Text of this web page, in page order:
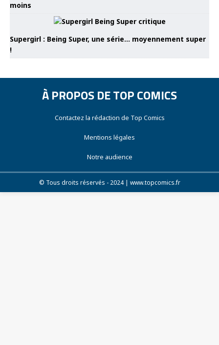
moins
Supergirl : Being Super, une série… moyennement super
!
À PROPOS DE TOP COMICS
Contactez la rédaction de Top Comics
Mentions légales
Notre audience
© Tous droits réservés - 2024 | www.topcomics.fr